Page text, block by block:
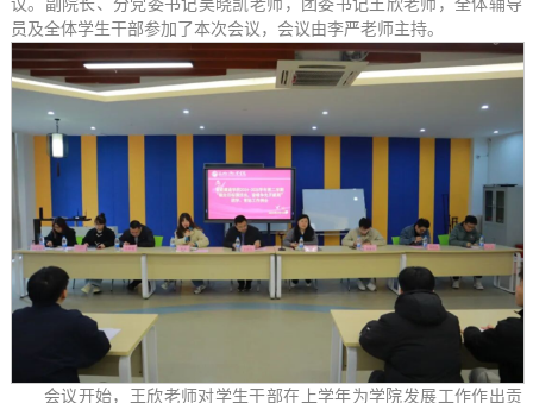
员及全体学生干部参加了本次会议，会议由李严老师主持。
会议开始，王欣老师对学生干部在上学年为学院发展工作作出贡